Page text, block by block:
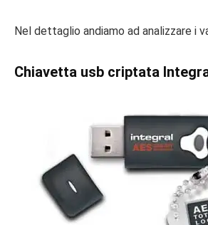
Nel dettaglio andiamo ad analizzare i
Chiavetta usb criptata